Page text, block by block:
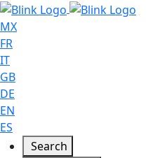
MX
FR
IT
GB
DE
EN
ES
Search